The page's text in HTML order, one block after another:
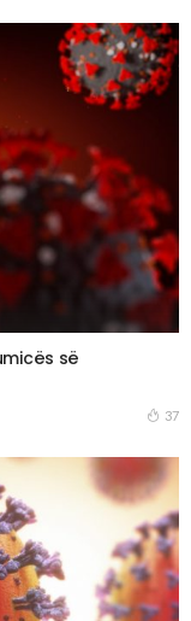
së
37